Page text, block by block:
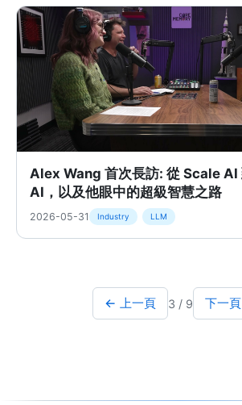
Alex Wang 首次長訪: 從 Scale AI
AI，以及他眼中的超級智慧之路
2026-05-31 Industry LLM
← 上一頁 3 / 9 下一